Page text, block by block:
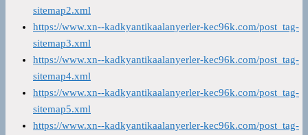
sitemap2.xml
https://www.xn--kadkyantikaalanyerler-kec96k.com/post_tag-
sitemap3.xml
https://www.xn--kadkyantikaalanyerler-kec96k.com/post_tag-
sitemap4.xml
https://www.xn--kadkyantikaalanyerler-kec96k.com/post_tag-
sitemap5.xml
https://www.xn--kadkyantikaalanyerler-kec96k.com/post_tag-